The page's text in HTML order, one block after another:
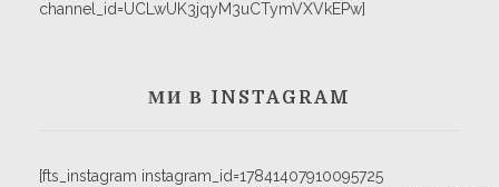
channel_id=UCLwUK3jqyM3uCTymVXVkEPw]
МИ В INSTAGRAM
[fts_instagram instagram_id=17841407910095725